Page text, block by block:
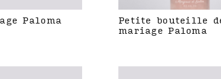
Paloma
Petite bouteille
mariage Paloma